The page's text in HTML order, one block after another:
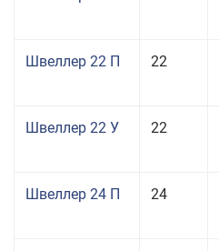
Швеллер 22 П 22
Швеллер 22 У 22
Швеллер 24 П 24